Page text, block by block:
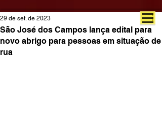
São José dos Campos lança edital para
novo abrigo para pessoas em situação de
rua
29 de set. de 2023